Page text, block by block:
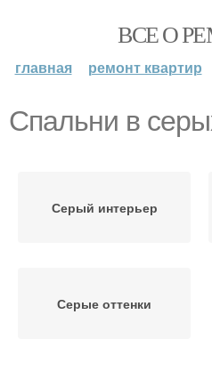
ВСЕ О
главная ремонт квартир
Спальни в
Серый интерьер
Серые оттенки